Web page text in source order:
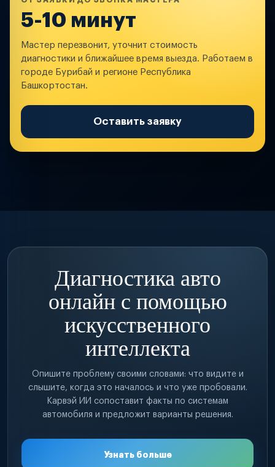
5-10 минут
Мастер перезвонит, уточнит стоимость
диагностики и ближайшее время выезда. Работаем в
городе Бурибай и регионе Республика
Башкортостан.
Оставить заявку
Диагностика авто
онлайн с помощью
искусственного
интеллекта
Опишите проблему своими словами: что видите и
слышите, когда это началось и что уже пробовали.
Карвэй ИИ сопоставит факты по системам
автомобиля и предложит варианты решения.
Узнать больше